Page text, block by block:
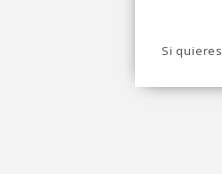
Si quieres